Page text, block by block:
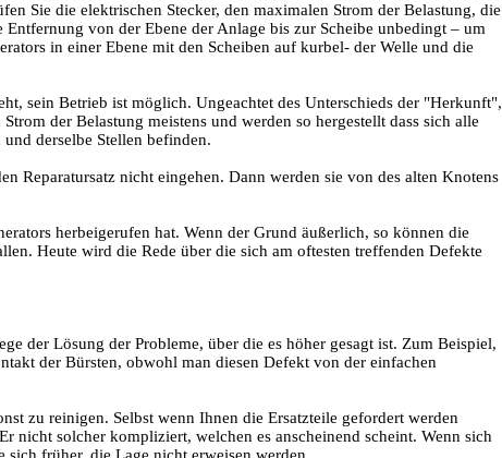
Sie die elektrischen Stecker, den maximalen Strom der Belastung, die
von der Ebene der Anlage bis zur Scheibe unbedingt – um
in einer Ebene mit den Scheiben auf kurbel- der Welle und die
sein Betrieb ist möglich. Ungeachtet des Unterschieds der "Herkunft",
der Belastung meistens und werden so hergestellt dass sich alle
derselbe Stellen befinden.
Reparatursatz nicht eingehen. Dann werden sie von des alten Knotens
herbeigerufen hat. Wenn der Grund äußerlich, so können die
Heute wird die Rede über die sich am oftesten treffenden Defekte
der Lösung der Probleme, über die es höher gesagt ist. Zum Beispiel,
der Bürsten, obwohl man diesen Defekt von der einfachen
zu reinigen. Selbst wenn Ihnen die Ersatzteile gefordert werden
nicht solcher kompliziert, welchen es anscheinend scheint. Wenn sich
früher, die Lage nicht erweisen werden.